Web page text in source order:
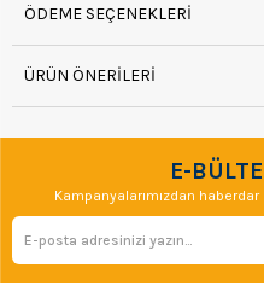
ÖDEME SEÇENEKLERI
ÜRÜN ÖNERILERI
E-
Kampanyalarımızdan